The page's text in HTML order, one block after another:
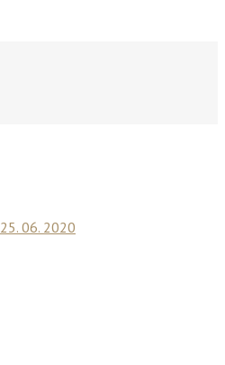
25. 06. 2020